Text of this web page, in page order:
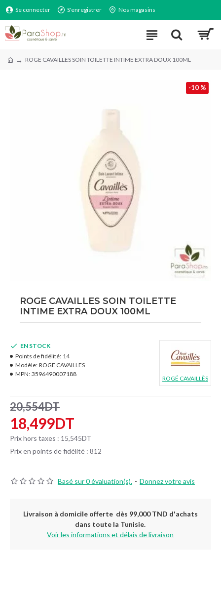
Se connecter S'enregistrer Nos magasins
ROGE CAVAILLES SOIN TOILETTE INTIME EXTRA DOUX 100ML
-10 %
ROGE CAVAILLES SOIN TOILETTE
INTIME EXTRA DOUX 100ML
Basé sur 0 évaluation(s). - Donnez votre avis
18,499DT
20,554DT
Prix hors taxes : 15,545DT
Prix en points de fidélité : 812
EN STOCK
Points de fidélité: 14
Modèle: ROGE CAVAILLES
MPN: 3596490007188
ROGÉ CAVAILLÈS
Livraison à domicile offerte dès 99,000 TND d'achats
dans toute la Tunisie.
Voir les informations et délais de livraison